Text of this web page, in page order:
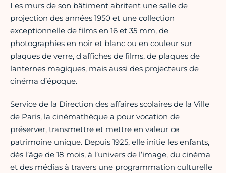
Les murs de son bâtiment abritent une salle de
projection des années 1950 et une collection
exceptionnelle de films en 16 et 35 mm, de
photographies en noir et blanc ou en couleur sur
plaques de verre, d'affiches de films, de plaques de
lanternes magiques, mais aussi des projecteurs de
cinéma d’époque.
Service de la Direction des affaires scolaires de la Ville
de Paris, la cinémathèque a pour vocation de
préserver, transmettre et mettre en valeur ce
patrimoine unique. Depuis 1925, elle initie les enfants,
dès l’âge de 18 mois, à l’univers de l’image, du cinéma
et des médias à travers une programmation culturelle